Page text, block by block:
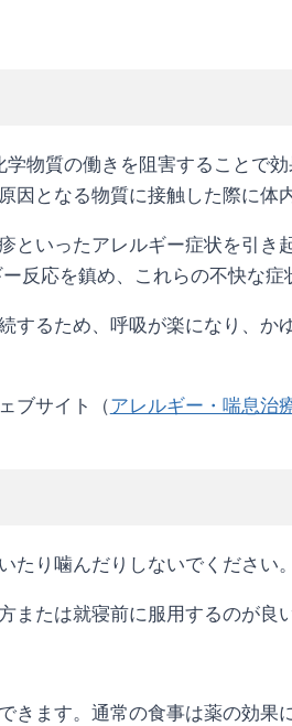
物質の働きを阻害することで
となる物質に接触した際に体
といったアレルギー症状を引き
反応を鎮め、これらの不快な症
するため、呼吸が楽になり、か
ブサイト（アレルギー・喘息治
り噛んだりしないでください。
たは就寝前に服用するのが良
きます。通常の食事は薬の効果